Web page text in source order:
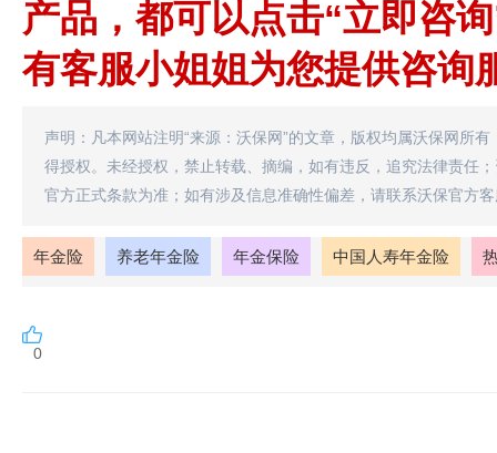
产品，都可以点击“立即咨
有客服小姐姐为您提供咨询
声明：凡本网站注明“来源：沃保网”的文章，版权均属沃保网所
得授权。未经授权，禁止转载、摘编，如有违反，追究法律责任
官方正式条款为准；如有涉及信息准确性偏差，请联系沃保官方
年金险 养老年金险 年金保险 中国人寿年金险
0